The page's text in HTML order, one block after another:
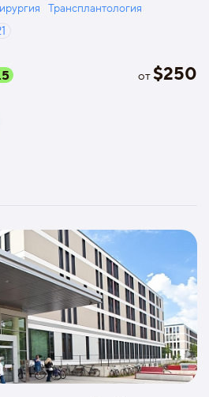
Трансплантология
от$250